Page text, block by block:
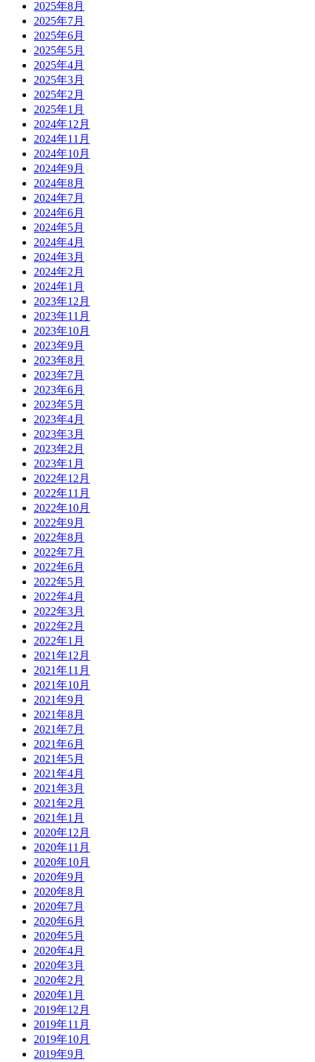
2025年8月
2025年7月
2025年6月
2025年5月
2025年4月
2025年3月
2025年2月
2025年1月
2024年12月
2024年11月
2024年10月
2024年9月
2024年8月
2024年7月
2024年6月
2024年5月
2024年4月
2024年3月
2024年2月
2024年1月
2023年12月
2023年11月
2023年10月
2023年9月
2023年8月
2023年7月
2023年6月
2023年5月
2023年4月
2023年3月
2023年2月
2023年1月
2022年12月
2022年11月
2022年10月
2022年9月
2022年8月
2022年7月
2022年6月
2022年5月
2022年4月
2022年3月
2022年2月
2022年1月
2021年12月
2021年11月
2021年10月
2021年9月
2021年8月
2021年7月
2021年6月
2021年5月
2021年4月
2021年3月
2021年2月
2021年1月
2020年12月
2020年11月
2020年10月
2020年9月
2020年8月
2020年7月
2020年6月
2020年5月
2020年4月
2020年3月
2020年2月
2020年1月
2019年12月
2019年11月
2019年10月
2019年9月